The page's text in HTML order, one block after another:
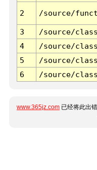
2 /source/
3 /source/
4
/source/
5
/source/
6
/source/
www.365jz.com 已经将此出